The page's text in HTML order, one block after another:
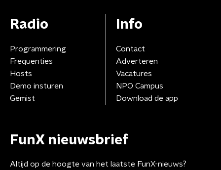
Radio
Programmering
Frequenties
Hosts
Demo insturen
Gemist
Info
Contact
Adverteren
Vacatures
NPO Campus
Download de app
FunX nieuwsbrief
Altijd op de hoogte van het laatste FunX-nieuws?